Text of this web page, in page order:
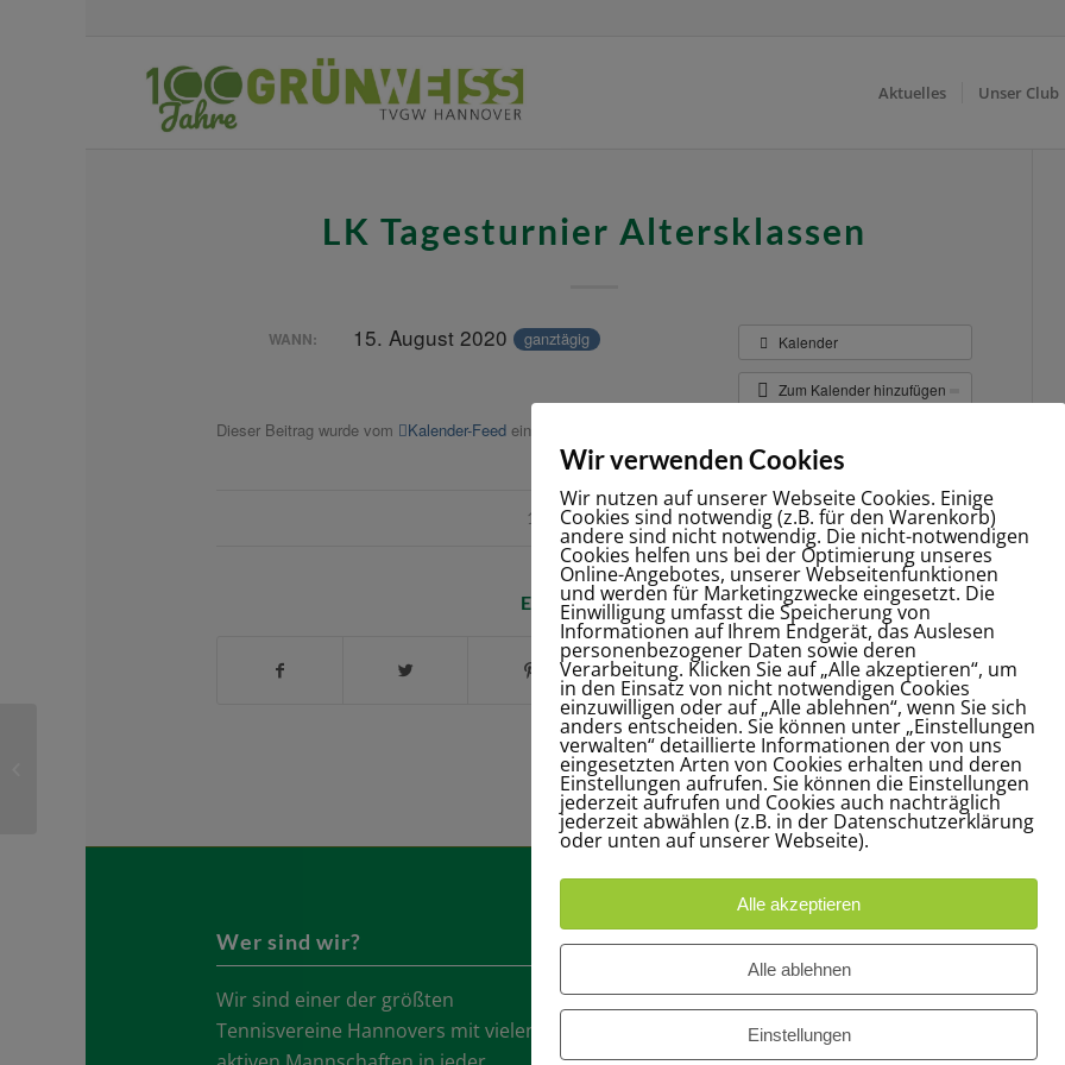
Aktuelles Unser Club
LK Tagesturnier Altersklassen
Kalender
Zum Kalender hinzufügen
WANN: 15. August 2020 ganztägig
Dieser Beitrag wurde vom Kalender-Feed einer anderen Website repliziert.
13. APRIL 2020
/
EINTRAG TEILEN
Wer sind wir?
Wir sind einer der größten
Tennisvereine Hannovers mit vielen
Adresse
Carl-Loges-Str.12
30657 Hannover
Wir verwenden Cookies
Wir nutzen auf unserer Webseite Cookies. Einige
Cookies sind notwendig (z.B. für den Warenkorb)
andere sind nicht notwendig. Die nicht-notwendigen
Cookies helfen uns bei der Optimierung unseres
Online-Angebotes, unserer Webseitenfunktionen
und werden für Marketingzwecke eingesetzt. Die
Einwilligung umfasst die Speicherung von
Informationen auf Ihrem Endgerät, das Auslesen
personenbezogener Daten sowie deren
Verarbeitung. Klicken Sie auf „Alle akzeptieren“, um
in den Einsatz von nicht notwendigen Cookies
einzuwilligen oder auf „Alle ablehnen“, wenn Sie sich
anders entscheiden. Sie können unter „Einstellungen
verwalten“ detaillierte Informationen der von uns
eingesetzten Arten von Cookies erhalten und deren
Einstellungen aufrufen. Sie können die Einstellungen
jederzeit aufrufen und Cookies auch nachträglich
jederzeit abwählen (z.B. in der Datenschutzerklärung
oder unten auf unserer Webseite).
Alle akzeptieren
Alle ablehnen
Einstellungen